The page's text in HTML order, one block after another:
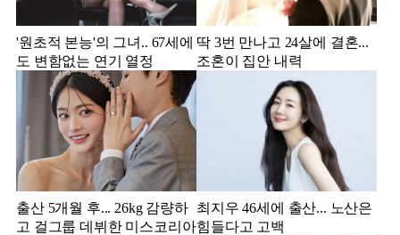
'원초적 본능'의 그녀.. 67세에
도 변함없는 연기 열정
딱 3번 만나고 24살에 결혼...
조혼이 집안 내력
출산 5개월 후... 26kg 감량하
고 걸그룹 데뷔한 미스코리아
최지우 46세에 출산... 노산은
힘들다고 고백